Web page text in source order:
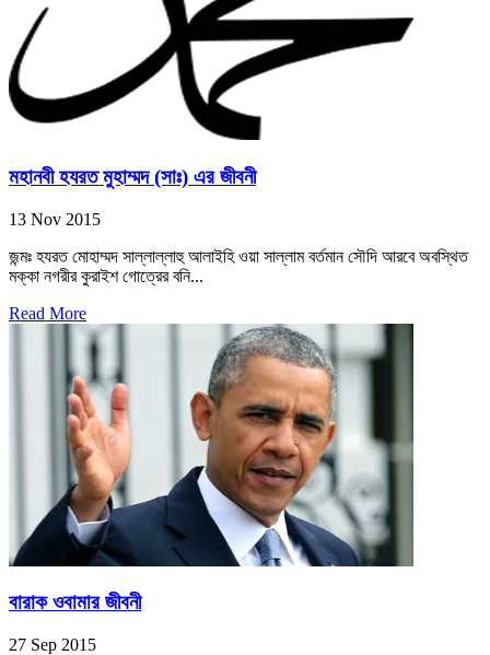
মহানবী হযরত মুহাম্মদ (সাঃ) এর জীবনী
13 Nov 2015
জন্মঃ হযরত মোহাম্মদ সাল্লাল্লাহু আলাইহি ওয়া সাল্লাম বর্তমান সৌদি আরবে অবস্থিত
মক্কা নগরীর কুরাইশ গোত্রের বনি...
Read More
বারাক ওবামার জীবনী
27 Sep 2015